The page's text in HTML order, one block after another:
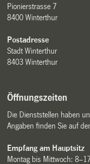
Pionierstrasse 7
8400 Winterthur
Postadresse
Stadt Winterthur
8403 Winterthur
Öffnungszeiten
Die Dienststellen haben
Angaben finden Sie auf
Empfang am Hauptsitz
Montag bis Mittwoch: